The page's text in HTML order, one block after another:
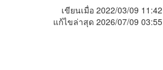
เขียนเมื่อ 2022/03/09 11:42
แก้ไขล่าสุด 2026/07/09 03:55